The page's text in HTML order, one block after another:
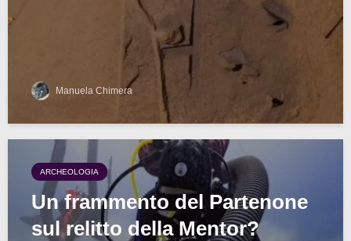
Manuela Chimera
ARCHEOLOGIA
Un frammento del Partenone
sul relitto della Mentor?